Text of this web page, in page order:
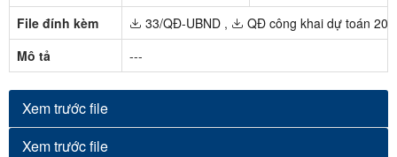
File đính kèm
33/QĐ-UBND ,
QĐ công khai dự toán
Mô tả
---
Xem trước file
Xem trước file